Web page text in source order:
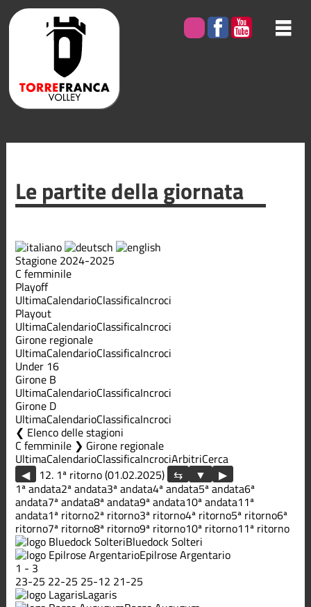
Le partite della giornata
Stagione 2024-2025
C femminile
Playoff
UltimaCalendarioClassificaIncroci
Playout
UltimaCalendarioClassificaIncroci
Girone regionale
UltimaCalendarioClassificaIncroci
Under 16
Girone B
UltimaCalendarioClassificaIncroci
Girone D
UltimaCalendarioClassificaIncroci
Elenco delle stagioni
C femminile ❯ Girone regionale
UltimaCalendarioClassificaIncrociArbitriCerca
◀
12. 1ª ritorno (01.02.2025)
▶
1ª andata2ª andata3ª andata4ª andata5ª andata6ª
andata7ª andata8ª andata9ª andata10ª andata11ª
andata1ª ritorno2ª ritorno3ª ritorno4ª ritorno5ª ritorno6ª
ritorno7ª ritorno8ª ritorno9ª ritorno10ª ritorno11ª ritorno
Bluedock Solteri
Epilrose Argentario
1 - 3
23-25 22-25 25-12 21-25
Lagaris